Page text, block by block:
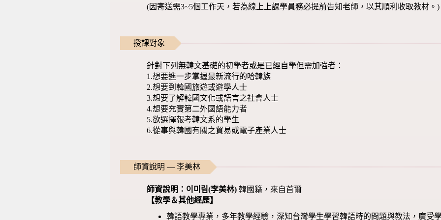
(因寄送需3~5個工作天，若為線上上課學員務必提前告知老師，以其順利收取教材。)
授課對象
針對下列無韓文基礎的初學者或是已經自學但需加強者：
1.想要進一步掌握最新流行的哈韓族
2.想要到韓國旅遊或遊學人士
3.想要了解韓國文化或語言之社會人士
4.想要充實第二外國語能力者
5.欲選擇報考韓文系的學生
6.從事與韓國有關之貿易或電子產業人士
師資說明 — 李美林
師資說明： 이미림(李美林) 韓國籍，來自首爾
【教學＆其他經歷】
韓語教學專業，多年教學經驗，深知台灣學生學習韓語時的問題與教法，廣受